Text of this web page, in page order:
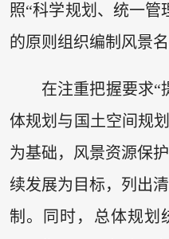
照“科学规划、统一管
的原则组织编制风景名
在注重把握要求“
体规划与国土空间规
为基础，风景资源保
续发展为目标，列出
制。同时，总体规划